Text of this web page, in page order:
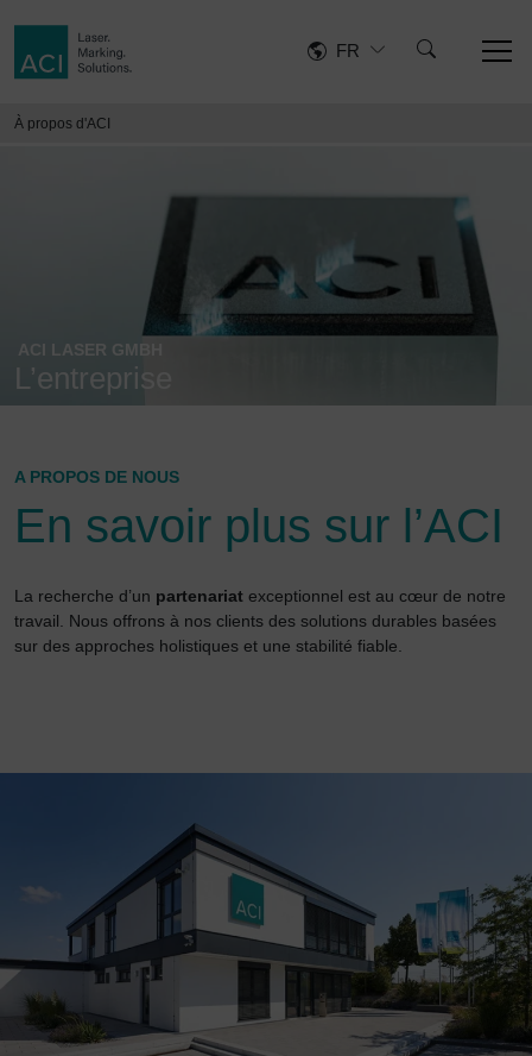
FR
À propos d'ACI
ACI LASER GMBH
L’entreprise
A PROPOS DE NOUS
En savoir plus sur l’ACI
La recherche d’un partenariat exceptionnel est au cœur de notre
travail. Nous offrons à nos clients des solutions durables basées
sur des approches holistiques et une stabilité fiable.